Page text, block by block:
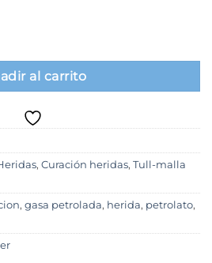
gasa petrolada 10x10cm. Caja x 50
al carrito
, Curación heridas, Tull-malla
, gasa petrolada, herida, petrolato,